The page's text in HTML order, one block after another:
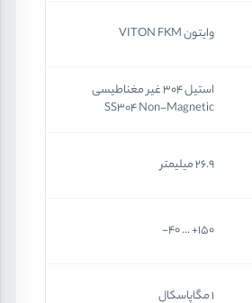
وایتون VITON FKM
استیل 304 غیر مغناطیسی
SS304 Non-Magnetic
26.9 میلیمتر
150+ ... 40-
1 مگاپاسکال